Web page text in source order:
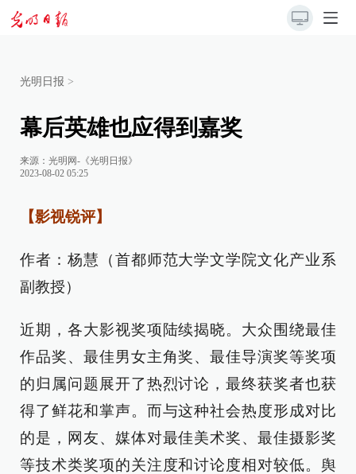
光明日报 >
幕后英雄也应得到嘉奖
来源： 光明网-《光明日报》
2023-08-02 05:25
【影视锐评】
作者：杨慧（首都师范大学文学院文化产业系
副教授）
近期，各大影视奖项陆续揭晓。大众围绕最佳
作品奖、最佳男女主角奖、最佳导演奖等奖项
的归属问题展开了热烈讨论，最终获奖者也获
得了鲜花和掌声。而与这种社会热度形成对比
的是，网友、媒体对最佳美术奖、最佳摄影奖
等技术类奖项的关注度和讨论度相对较低。舆